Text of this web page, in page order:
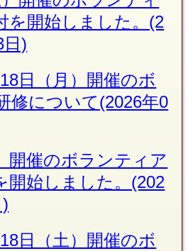
を開始しました。(2
日)
18日（月）開催のボ
修について(2026年0
開催のボランティア
開始しました。(202
18日（土）開催のボ